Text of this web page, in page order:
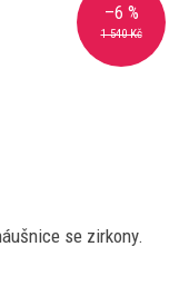
1 540 Kč
–6 %
se zirkony.